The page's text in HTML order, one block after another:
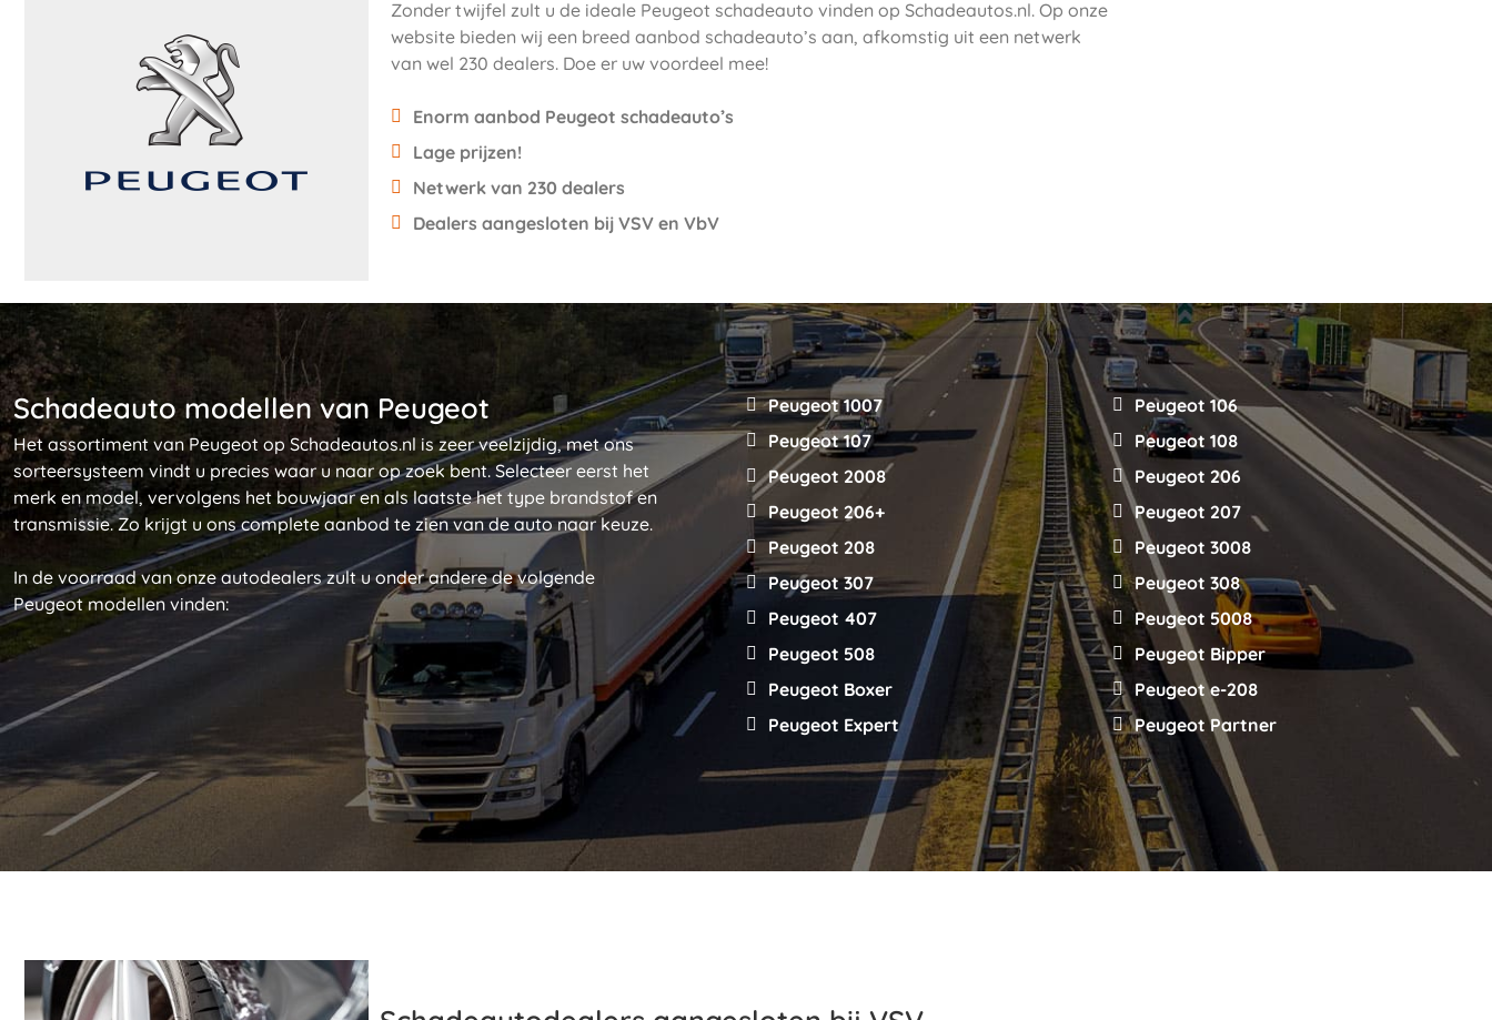
Zonder twijfel zult u de ideale Peugeot schadeauto vinden op Schadeautos.nl. Op onze
website bieden wij een breed aanbod schadeauto’s aan, afkomstig uit een netwerk
van wel 230 dealers. Doe er uw voordeel mee!
Enorm aanbod Peugeot schadeauto’s
Lage prijzen!
Netwerk van 230 dealers
Dealers aangesloten bij VSV en VbV
Schadeauto modellen van Peugeot
Het assortiment van Peugeot op Schadeautos.nl is zeer veelzijdig, met ons
sorteersysteem vindt u precies waar u naar op zoek bent. Selecteer eerst het
merk en model, vervolgens het bouwjaar en als laatste het type brandstof en
transmissie. Zo krijgt u ons complete aanbod te zien van de auto naar keuze.
In de voorraad van onze autodealers zult u onder andere de volgende
Peugeot modellen vinden:
Peugeot 1007
Peugeot 106
Peugeot 107
Peugeot 108
Peugeot 2008
Peugeot 206
Peugeot 206+
Peugeot 207
Peugeot 208
Peugeot 3008
Peugeot 307
Peugeot 308
Peugeot 407
Peugeot 5008
Peugeot 508
Peugeot Bipper
Peugeot Boxer
Peugeot e-208
Peugeot Expert
Peugeot Partner